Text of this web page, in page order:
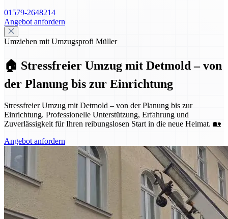
01579-2648214
Angebot anfordern
Umziehen mit Umzugsprofi Müller
🏠 Stressfreier Umzug mit Detmold – von
der Planung bis zur Einrichtung
Stressfreier Umzug mit Detmold – von der Planung bis zur
Einrichtung. Professionelle Unterstützung, Erfahrung und
Zuverlässigkeit für Ihren reibungslosen Start in die neue Heimat. 🏡
Angebot anfordern